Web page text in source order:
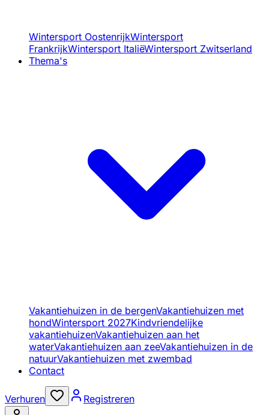
Wintersport OostenrijkWintersport
FrankrijkWintersport ItaliëWintersport Zwitserland
Thema's
Vakantiehuizen in de bergenVakantiehuizen met
hondWintersport 2027Kindvriendelijke
vakantiehuizenVakantiehuizen aan het
waterVakantiehuizen aan zeeVakantiehuizen in de
natuurVakantiehuizen met zwembad
Contact
Verhuren Registreren